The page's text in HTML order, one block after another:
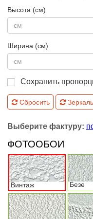
Высота (см)
Ширина (см)
Сохранить
Сбросить
Выберите фактуру:
ФОТООБОИ
Винтаж Безе